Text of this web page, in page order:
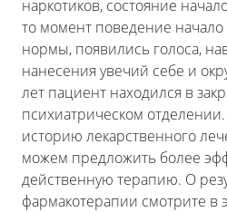
наркотиков, состояние
то момент поведение
нормы, появились голоса,
нанесения увечий себе и
лет пациент находился в
психиатрическом
историю лекарственного
можем предложить более
действенную терапию. О
фармакотерапии смотрите в